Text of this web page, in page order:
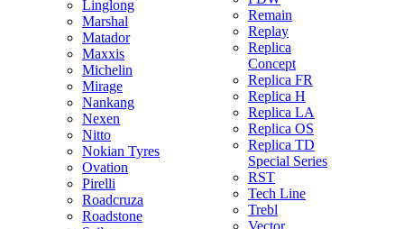
Linglong
Marshal
Matador
Maxxis
Michelin
Mirage
Nankang
Nexen
Nitto
Nokian Tyres
Ovation
Pirelli
Roadcruza
Roadstone
Remain
Replay
Replica
Concept
Replica FR
Replica H
Replica LA
Replica OS
Replica TD
Special Series
RST
Tech Line
Trebl
Vector